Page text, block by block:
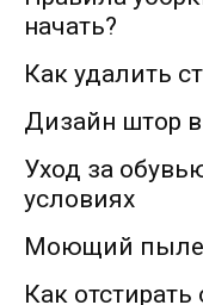
начать?
Как удалить
Дизайн штор
Уход за
условиях
Моющий
Как